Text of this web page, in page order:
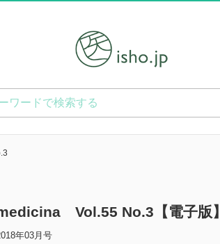
Vol.55 No.3【電子版】
年03月号